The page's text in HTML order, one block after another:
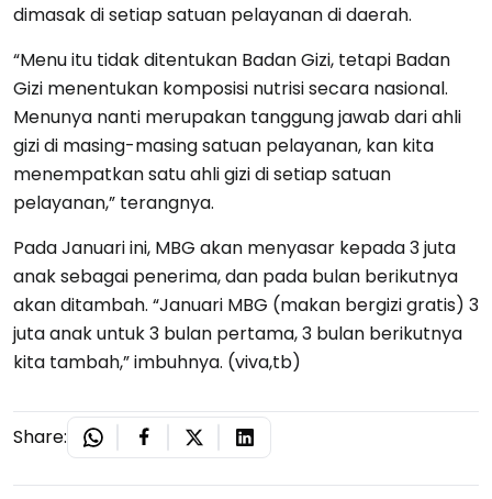
dimasak di setiap satuan pelayanan di daerah.
“Menu itu tidak ditentukan Badan Gizi, tetapi Badan
Gizi menentukan komposisi nutrisi secara nasional.
Menunya nanti merupakan tanggung jawab dari ahli
gizi di masing-masing satuan pelayanan, kan kita
menempatkan satu ahli gizi di setiap satuan
pelayanan,” terangnya.
Pada Januari ini, MBG akan menyasar kepada 3 juta
anak sebagai penerima, dan pada bulan berikutnya
akan ditambah. “Januari MBG (makan bergizi gratis) 3
juta anak untuk 3 bulan pertama, 3 bulan berikutnya
kita tambah,” imbuhnya. (viva,tb)
Share: